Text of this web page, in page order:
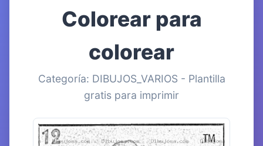
Colorear para
colorear
Categoría: DIBUJOS_VARIOS - Plantilla
gratis para imprimir